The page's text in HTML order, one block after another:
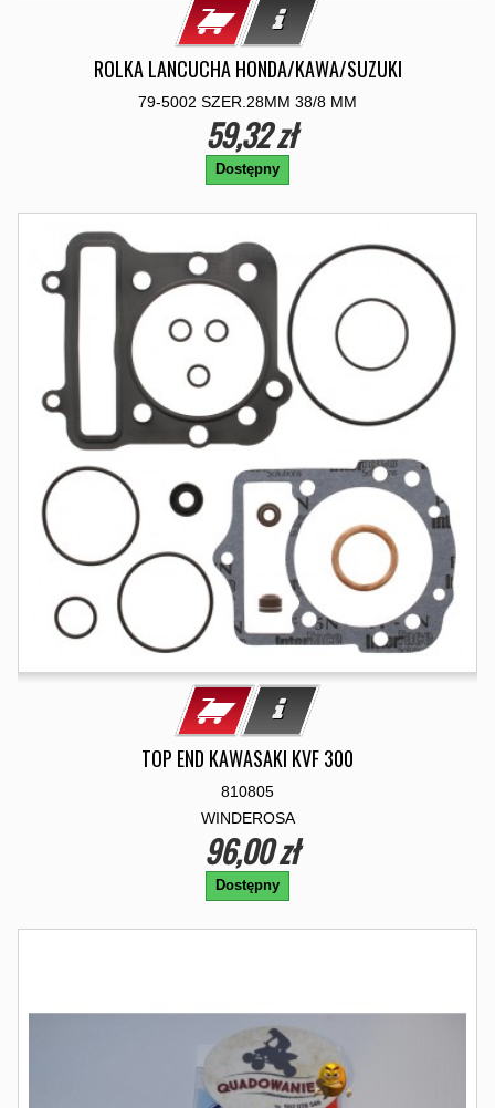
ROLKA LANCUCHA HONDA/KAWA/SUZUKI
79-5002 SZER.28MM 38/8 MM
59,32 zł
Dostępny
TOP END KAWASAKI KVF 300
810805
WINDEROSA
96,00 zł
Dostępny